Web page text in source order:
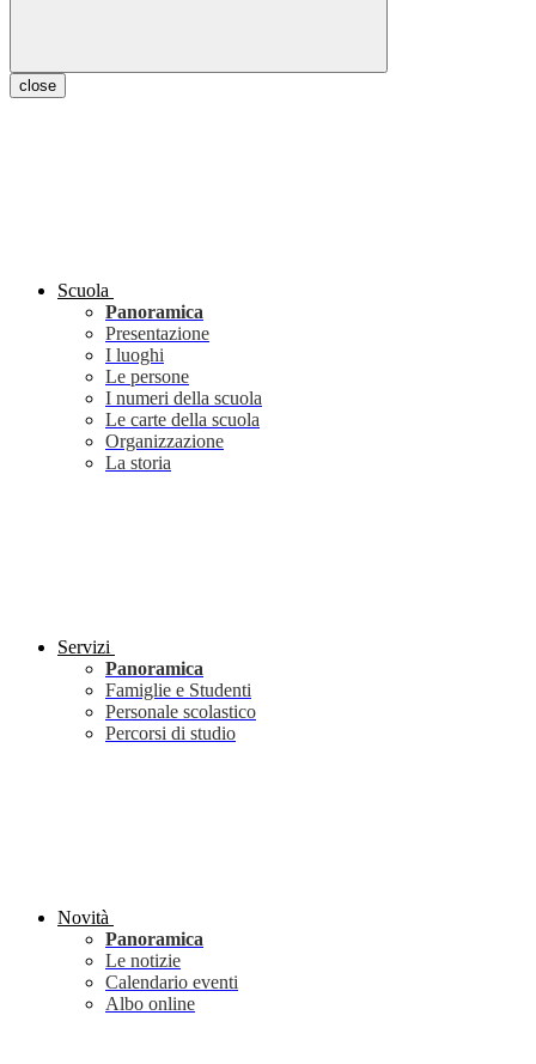
close
Scuola
Panoramica
Presentazione
I luoghi
Le persone
I numeri della scuola
Le carte della scuola
Organizzazione
La storia
Servizi
Panoramica
Famiglie e Studenti
Personale scolastico
Percorsi di studio
Novità
Panoramica
Le notizie
Calendario eventi
Albo online